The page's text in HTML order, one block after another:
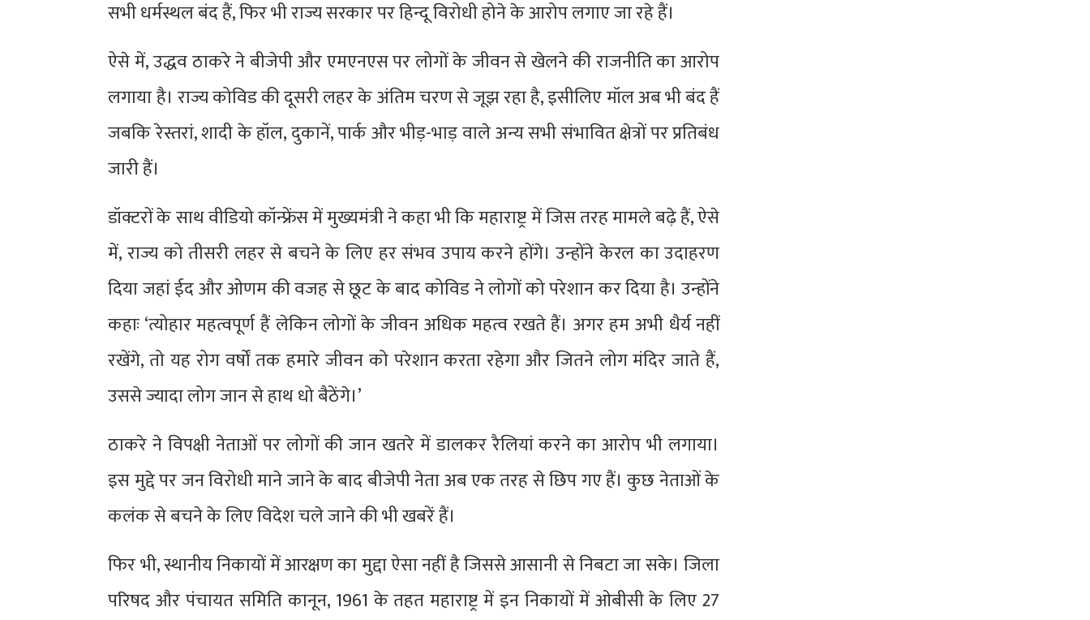
सभी धर्मस्थल बंद हैं, फिर भी राज्य सरकार पर हिन्दू विरोधी होने के आरोप लगाए जा रहे हैं।
ऐसे में, उद्धव ठाकरे ने बीजेपी और एमएनएस पर लोगों के जीवन से खेलने की राजनीति का आरोप
लगाया है। राज्य कोविड की दूसरी लहर के अंतिम चरण से जूझ रहा है, इसीलिए मॉल अब भी बंद हैं
जबकि रेस्तरां, शादी के हॉल, दुकानें, पार्क और भीड़-भाड़ वाले अन्य सभी संभावित क्षेत्रों पर प्रतिबंध
जारी हैं।
डॉक्टरों के साथ वीडियो कॉन्फ्रेंस में मुख्यमंत्री ने कहा भी कि महाराष्ट्र में जिस तरह मामले बढ़े हैं, ऐसे
में, राज्य को तीसरी लहर से बचने के लिए हर संभव उपाय करने होंगे। उन्होंने केरल का उदाहरण
दिया जहां ईद और ओणम की वजह से छूट के बाद कोविड ने लोगों को परेशान कर दिया है। उन्होंने
कहाः ‘त्योहार महत्वपूर्ण हैं लेकिन लोगों के जीवन अधिक महत्व रखते हैं। अगर हम अभी धैर्य नहीं
रखेंगे, तो यह रोग वर्षों तक हमारे जीवन को परेशान करता रहेगा और जितने लोग मंदिर जाते हैं,
उससे ज्यादा लोग जान से हाथ धो बैठेंगे।’
ठाकरे ने विपक्षी नेताओं पर लोगों की जान खतरे में डालकर रैलियां करने का आरोप भी लगाया।
इस मुद्दे पर जन विरोधी माने जाने के बाद बीजेपी नेता अब एक तरह से छिप गए हैं। कुछ नेताओं के
कलंक से बचने के लिए विदेश चले जाने की भी खबरें हैं।
फिर भी, स्थानीय निकायों में आरक्षण का मुद्दा ऐसा नहीं है जिससे आसानी से निबटा जा सके। जिला
परिषद और पंचायत समिति कानून, 1961 के तहत महाराष्ट्र में इन निकायों में ओबीसी के लिए 27